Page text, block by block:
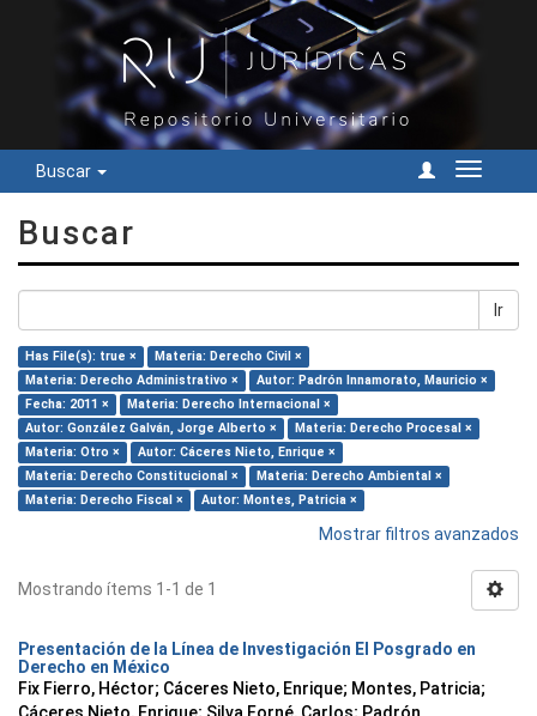
Buscar
Cambiar
Buscar
Ir
Has File(s): true ×
Materia: Derecho Civil ×
Materia: Derecho Administrativo ×
Autor: Padrón Innamorato, Mauricio ×
Fecha: 2011 ×
Materia: Derecho Internacional ×
Autor: González Galván, Jorge Alberto ×
Materia: Derecho Procesal ×
Materia: Otro ×
Autor: Cáceres Nieto, Enrique ×
Materia: Derecho Constitucional ×
Materia: Derecho Ambiental ×
Materia: Derecho Fiscal ×
Autor: Montes, Patricia ×
Mostrar filtros avanzados
Mostrando ítems 1-1 de 1
Presentación de la Línea de Investigación El Posgrado en
Derecho en México
Fix Fierro, Héctor; Cáceres Nieto, Enrique; Montes, Patricia;